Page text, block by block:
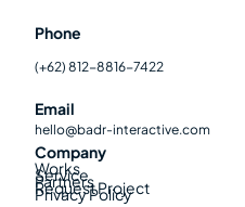
Phone
(+62) 812-8816-7422
Email
hello@badr-interactive.com
Company
Works
Service
Partners
Request Project
Privacy Policy